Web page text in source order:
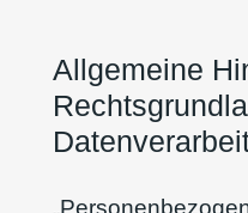
Allgemeine